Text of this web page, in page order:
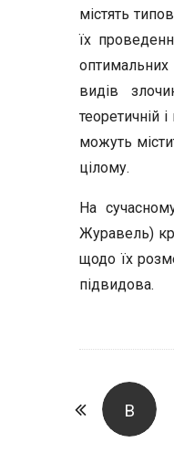
містять
їх
оптимальних
видів
теоретичній
можуть
цілому.
На
Журавель)
щодо їх
підвидова.
В